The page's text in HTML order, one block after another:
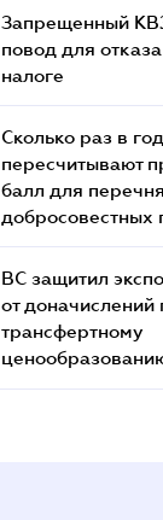
Запрещенный
повод для
налоге
Сколько раз в год
пересчитывают
балл для перечня
добросовестных
ВС защитил
от доначислений
трансфертному